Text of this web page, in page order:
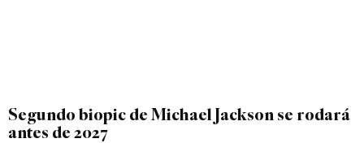
Segundo biopic de Michael Jackson se rodará
antes de 2027